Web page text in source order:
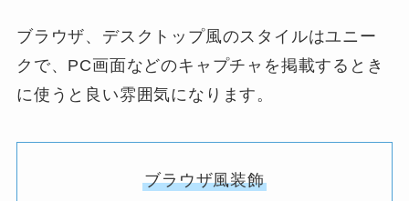
ブラウザ、デスクトップ風のスタイルはユニー
クで、PC画面などのキャプチャを掲載するとき
に使うと良い雰囲気になります。
ブラウザ風装飾